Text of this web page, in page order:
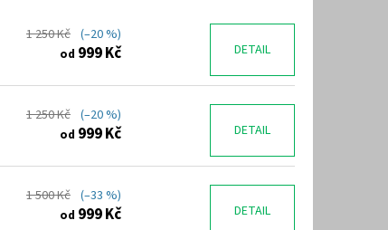
1 250 Kč (–20 %)
od 999 Kč DETAIL
1 250 Kč (–20 %)
od 999 Kč DETAIL
1 500 Kč (–33 %)
od 999 Kč DETAIL